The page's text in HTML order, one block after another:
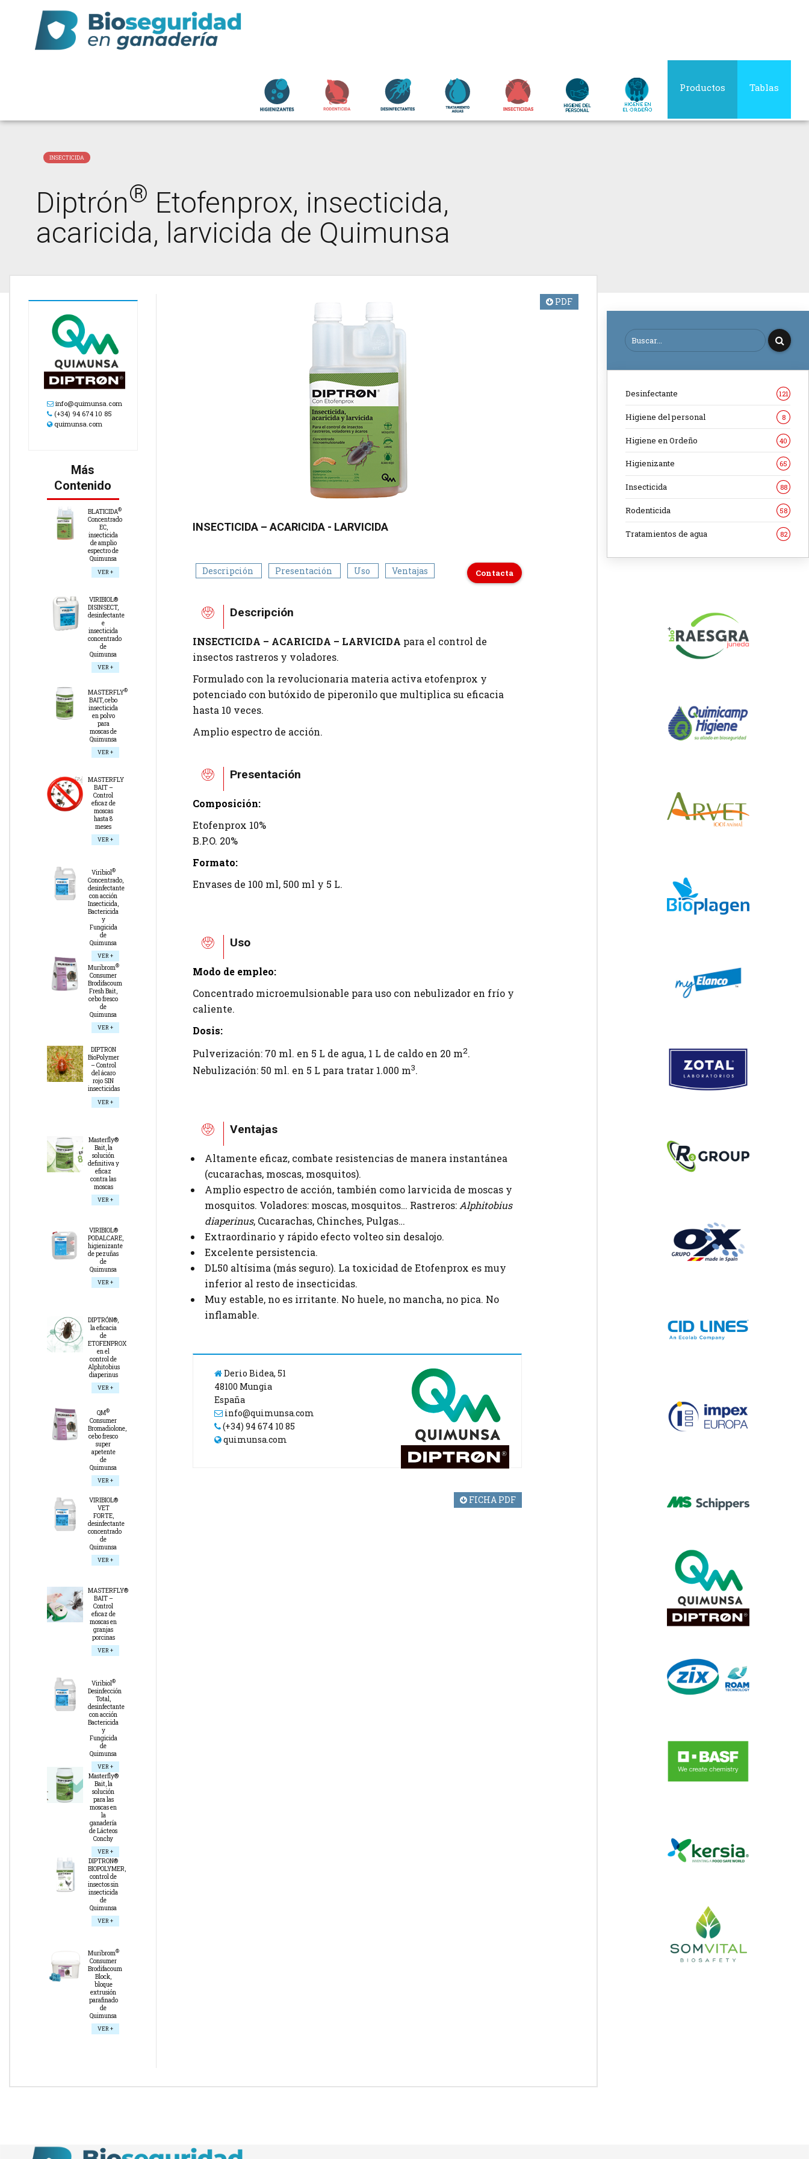
Productos Tablas
INSECTICIDA
Diptrón® Etofenprox, insecticida,
acaricida, larvicida de Quimunsa
PDF
info@quimunsa.com
(+34) 94 674 10 85
quimunsa.com
Más
Contenido
BLATICIDA®
Concentrado
EC,
insecticida
de amplio
espectro de
Quimunsa
VER +
VIRIBIOL®
DISINSECT,
desinfectante
e
insecticida
concentrado
de
Quimunsa
VER +
MASTERFLY®
BAIT, cebo
insecticida
en polvo
para
moscas de
Quimunsa
VER +
MASTERFLY
BAIT –
Control
eficaz de
moscas
hasta 8
meses
VER +
Viribiol®
Concentrado,
desinfectante
con acción
Insecticida,
Bactericida
y
Fungicida
de
Quimunsa
VER +
Muribrom®
Consumer
Brodifacoum
Fresh Bait,
cebo fresco
de
Quimunsa
VER +
DIPTRON
BioPolymer
– Control
del ácaro
rojo SIN
insecticidas
VER +
Masterfly®
Bait, la
solución
definitiva y
eficaz
contra las
moscas
VER +
VIRIBIOL®
PODALCARE,
higienizante
de pezuñas
de
Quimunsa
VER +
DIPTRÓN®,
la eficacia
de
ETOFENPROX
en el
control de
Alphitobius
diaperinus
VER +
QM®
Consumer
Bromadiolone,
cebo fresco
super
apetente
de
Quimunsa
VER +
VIRIBIOL®
VET
FORTE,
desinfectante
concentrado
de
Quimunsa
VER +
MASTERFLY®
BAIT –
Control
eficaz de
moscas en
granjas
porcinas
VER +
Viribiol®
Desinfección
Total,
desinfectante
con acción
Bactericida
y
Fungicida
de
Quimunsa
VER +
Masterfly®
Bait, la
solución
para las
moscas en
la
ganadería
de Lácteos
Conchy
VER +
DIPTRON®
BIOPOLYMER,
control de
insectos sin
insecticida
de
Quimunsa
VER +
Muribrom®
Consumer
Brodifacoum
Block,
bloque
extrusión
parafinado
de
Quimunsa
VER +
INSECTICIDA – ACARICIDA - LARVICIDA
Descripción Presentación Uso Ventajas Contacta
Descripción
INSECTICIDA – ACARICIDA – LARVICIDA para el control de
insectos rastreros y voladores.
Formulado con la revolucionaria materia activa etofenprox y
potenciado con butóxido de piperonilo que multiplica su eficacia
hasta 10 veces.
Amplio espectro de acción.
Presentación
Composición:
Etofenprox 10%
B.P.O. 20%
Formato:
Envases de 100 ml, 500 ml y 5 L.
Uso
Modo de empleo:
Concentrado microemulsionable para uso con nebulizador en frío y
caliente.
Dosis:
Pulverización: 70 ml. en 5 L de agua, 1 L de caldo en 20 m2.
Nebulización: 50 ml. en 5 L para tratar 1.000 m3.
Ventajas
Altamente eficaz, combate resistencias de manera instantánea
(cucarachas, moscas, mosquitos).
Amplio espectro de acción, también como larvicida de moscas y
mosquitos. Voladores: moscas, mosquitos… Rastreros: Alphitobius
diaperinus, Cucarachas, Chinches, Pulgas…
Extraordinario y rápido efecto volteo sin desalojo.
Excelente persistencia.
DL50 altísima (más seguro). La toxicidad de Etofenprox es muy
inferior al resto de insecticidas.
Muy estable, no es irritante. No huele, no mancha, no pica. No
inflamable.
Derio Bidea, 51
48100 Mungia
España
info@quimunsa.com
(+34) 94 674 10 85
quimunsa.com
FICHA PDF
Desinfectante 121
Higiene del personal 8
Higiene en Ordeño 40
Higienizante 65
Insecticida 88
Rodenticida 58
Tratamientos de agua 82